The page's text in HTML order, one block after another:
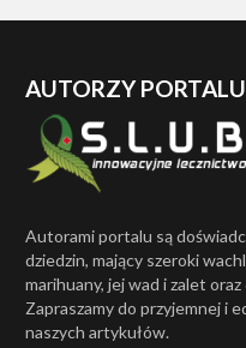
AUTORZY PORTALU
Autorami portalu są
dziedzin, mający szeroki
marihuany, jej wad i zalet oraz
Zapraszamy do przyjemnej i
naszych artykułów.